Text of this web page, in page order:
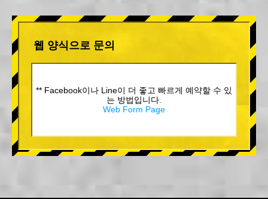
웹 양식으로 문의
** Facebook이나 Line이 더 좋고 빠르게 예약할 수 있
는 방법입니다.
Web Form Page